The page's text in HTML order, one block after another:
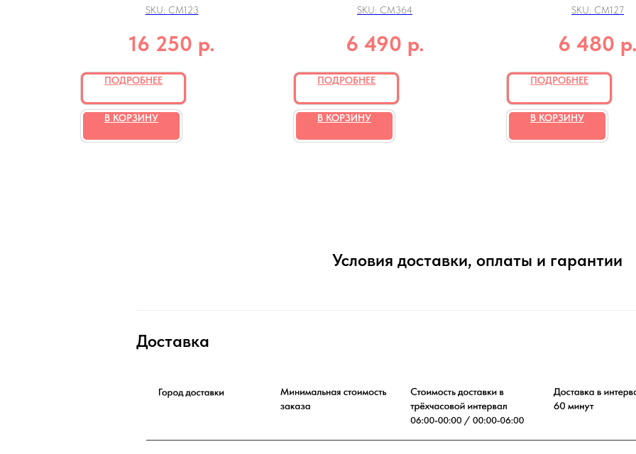
SKU: СМ123
16 250 р.
ПОДРОБНЕЕ
В КОРЗИНУ
SKU: СМ364
6 490 р.
ПОДРОБНЕЕ
В КОРЗИНУ
фольги
SKU: СМ127
6 480 р.
ПОДРОБНЕЕ
В КОРЗИНУ
Условия доставки, оплаты и гарантии
Доставка